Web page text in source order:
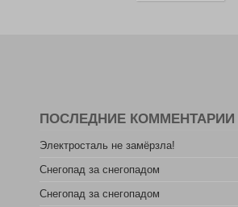
ПОСЛЕДНИЕ КОММЕНТАРИИ
Электросталь не замёрзла!
Снегопад за снегопадом
Снегопад за снегопадом